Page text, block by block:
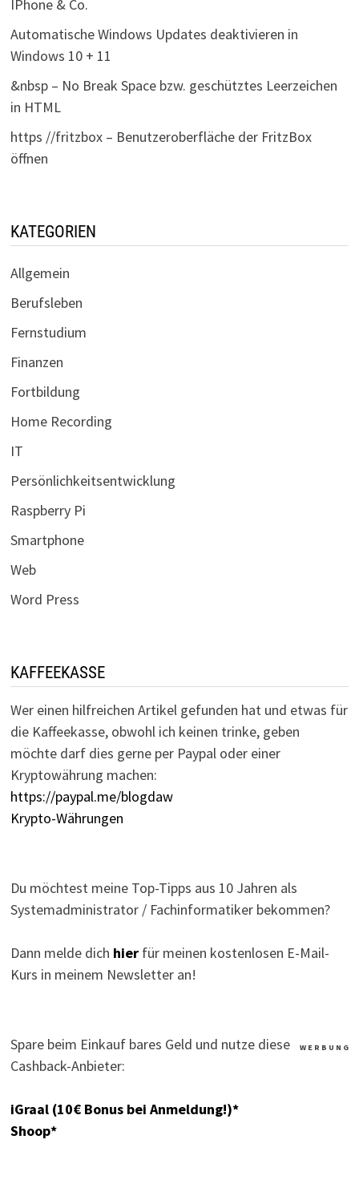
IPhone & Co.
Automatische Windows Updates deaktivieren in
Windows 10 + 11
&nbsp – No Break Space bzw. geschütztes Leerzeichen
in HTML
https //fritzbox – Benutzeroberfläche der FritzBox
öffnen
KATEGORIEN
Allgemein
Berufsleben
Fernstudium
Finanzen
Fortbildung
Home Recording
IT
Persönlichkeitsentwicklung
Raspberry Pi
Smartphone
Web
Word Press
KAFFEEKASSE
Wer einen hilfreichen Artikel gefunden hat und etwas für
die Kaffeekasse, obwohl ich keinen trinke, geben
möchte darf dies gerne per Paypal oder einer
Kryptowährung machen:
https://paypal.me/blogdaw
Krypto-Währungen
Du möchtest meine Top-Tipps aus 10 Jahren als
Systemadministrator / Fachinformatiker bekommen?
Dann melde dich hierfür meinen kostenlosen E-Mail-
Kurs in meinem Newsletter an!
W E R B U N G
Spare beim Einkauf bares Geld und nutze diese
Cashback-Anbieter:
iGraal (10€ Bonus bei Anmeldung!)*
Shoop*